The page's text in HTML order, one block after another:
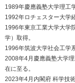
1989年慶應義塾大学理工
1992年ロチェスター大学
1996年東京工業大学大学
学）取得。
1996年筑波大学社会工学
2008年4月慶應義塾大学
在に至る。
2023年4月内閣府 科学技